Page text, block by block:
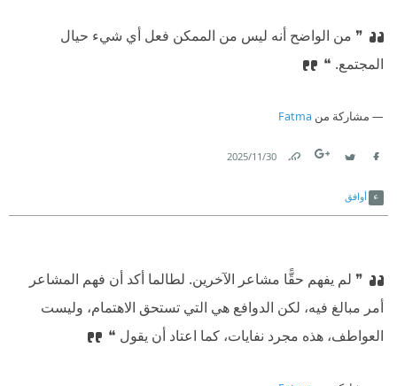
❞ من الواضح أنه ليس من الممكن فعل أي شيء حيال
المجتمع. ❝
مشاركة من Fatma
30‏/11‏/2025
أوافق
❞ لم يفهم حقًّا مشاعر الآخرين. لطالما أكد أن فهم المشاعر
أمر مبالغ فيه، لكن الدوافع هي التي تستحق الاهتمام، وليست
العواطف، هذه مجرد نفايات، كما اعتاد أن يقول ❝